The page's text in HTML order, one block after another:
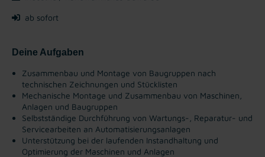
ab sofort
Deine Aufgaben
Zusammenbau und Montage von Baugruppen nach
technischen Zeichnungen und Stücklisten
Mechanische Montage und Zusammenbau von Maschinen,
Anlagen und Baugruppen
Selbstständige Durchführung von Wartungs-, Reparatur- und
Servicearbeiten an Automatisierungsanlagen
Unterstützung bei der laufenden Instandhaltung und
Optimierung der Maschinen und Anlagen